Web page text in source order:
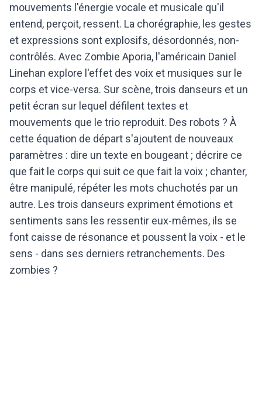
mouvements l'énergie vocale et musicale qu'il
entend, perçoit, ressent. La chorégraphie, les gestes
et expressions sont explosifs, désordonnés, non-
contrôlés. Avec Zombie Aporia, l'américain Daniel
Linehan explore l'effet des voix et musiques sur le
corps et vice-versa. Sur scène, trois danseurs et un
petit écran sur lequel défilent textes et
mouvements que le trio reproduit. Des robots ? À
cette équation de départ s'ajoutent de nouveaux
paramètres : dire un texte en bougeant ; décrire ce
que fait le corps qui suit ce que fait la voix ; chanter,
être manipulé, répéter les mots chuchotés par un
autre. Les trois danseurs expriment émotions et
sentiments sans les ressentir eux-mêmes, ils se
font caisse de résonance et poussent la voix - et le
sens - dans ses derniers retranchements. Des
zombies ?